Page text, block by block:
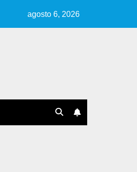
Ideas, Fragmentos» | Por Ana
agosto 6, 2026